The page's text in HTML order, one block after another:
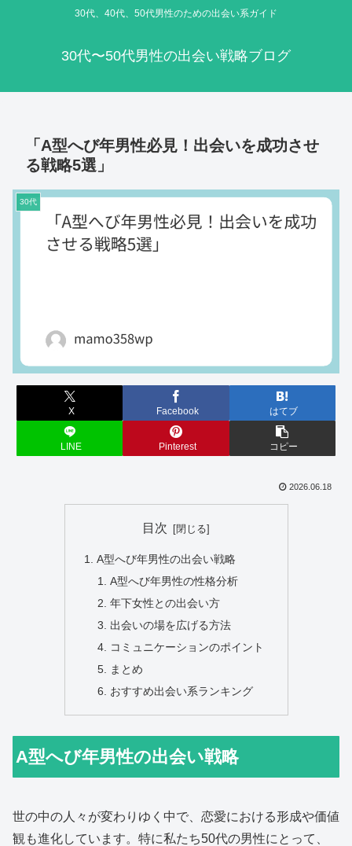
30代、40代、50代男性のための出会い系ガイド
30代〜50代男性の出会い戦略ブログ
「A型へび年男性必見！出会いを成功させ
る戦略5選」
30代
X Facebook はてブ
LINE Pinterest コピー
2026.06.18
目次
A型へび年男性の出会い戦略
A型へび年男性の性格分析
年下女性との出会い方
出会いの場を広げる方法
コミュニケーションのポイント
まとめ
おすすめ出会い系ランキング
A型へび年男性の出会い戦略
世の中の人々が変わりゆく中で、恋愛における形成や価値
観も進化しています。特に私たち50代の男性にとって、